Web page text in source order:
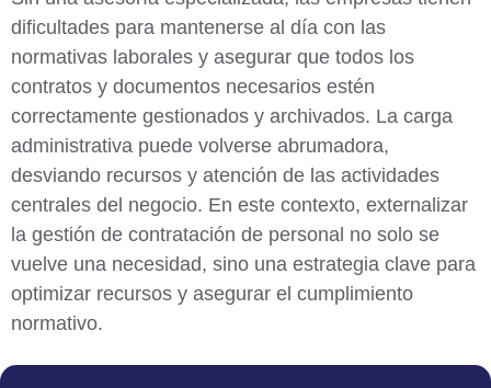
dificultades para mantenerse al día con las
normativas laborales y asegurar que todos los
contratos y documentos necesarios estén
correctamente gestionados y archivados. La carga
administrativa puede volverse abrumadora,
desviando recursos y atención de las actividades
centrales del negocio. En este contexto, externalizar
la gestión de contratación de personal no solo se
vuelve una necesidad, sino una estrategia clave para
optimizar recursos y asegurar el cumplimiento
normativo.